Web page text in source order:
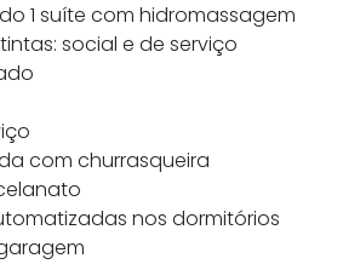
1 suíte com hidromassagem
social e de serviço
com churrasqueira
nos dormitórios